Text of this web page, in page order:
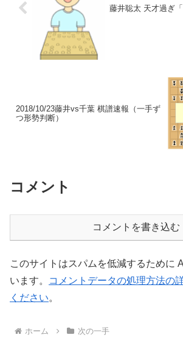
藤井聡太 天才過ぎ
2018/10/23藤井vs千葉 棋譜速報（一手ず
つ形勢判断）
コメント
コメントを書き込む
このサイトはスパムを低減するために
います。
コメントデータの処理方法の
ください。
ホーム 次の一手